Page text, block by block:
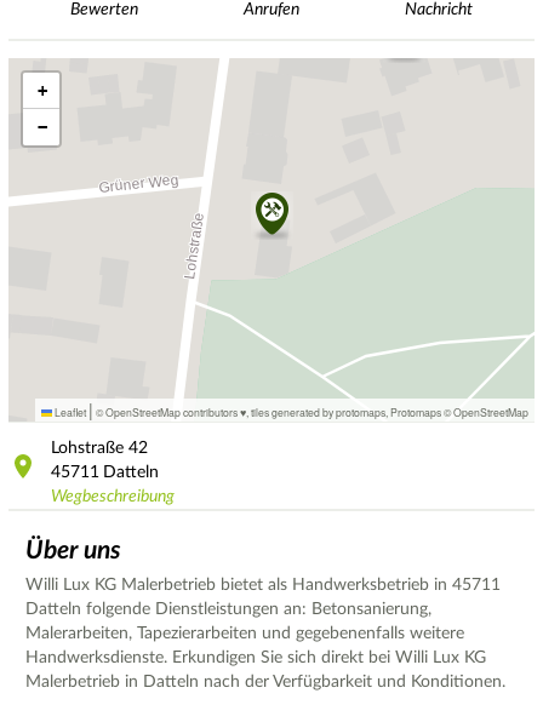
Bewerten Anrufen Nachricht
+
−
Leaflet | © OpenStreetMap contributors ♥, tiles generated by protomaps Protomaps©OpenStreetMap
Lohstraße 42
45711
Datteln
Wegbeschreibung
Über uns
Willi Lux KG Malerbetrieb bietet als Handwerksbetrieb in 45711
Datteln folgende Dienstleistungen an: Betonsanierung,
Malerarbeiten, Tapezierarbeiten und gegebenenfalls weitere
Handwerksdienste. Erkundigen Sie sich direkt bei Willi Lux KG
Malerbetrieb in Datteln nach der Verfügbarkeit und Konditionen.